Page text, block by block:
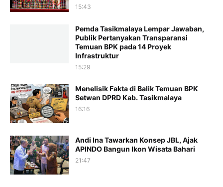
15:43
Pemda Tasikmalaya Lempar Jawaban,
Publik Pertanyakan Transparansi
Temuan BPK pada 14 Proyek
Infrastruktur
15:29
Menelisik Fakta di Balik Temuan BPK
Setwan DPRD Kab. Tasikmalaya
16:16
Andi Ina Tawarkan Konsep JBL, Ajak
APINDO Bangun Ikon Wisata Bahari
21:47